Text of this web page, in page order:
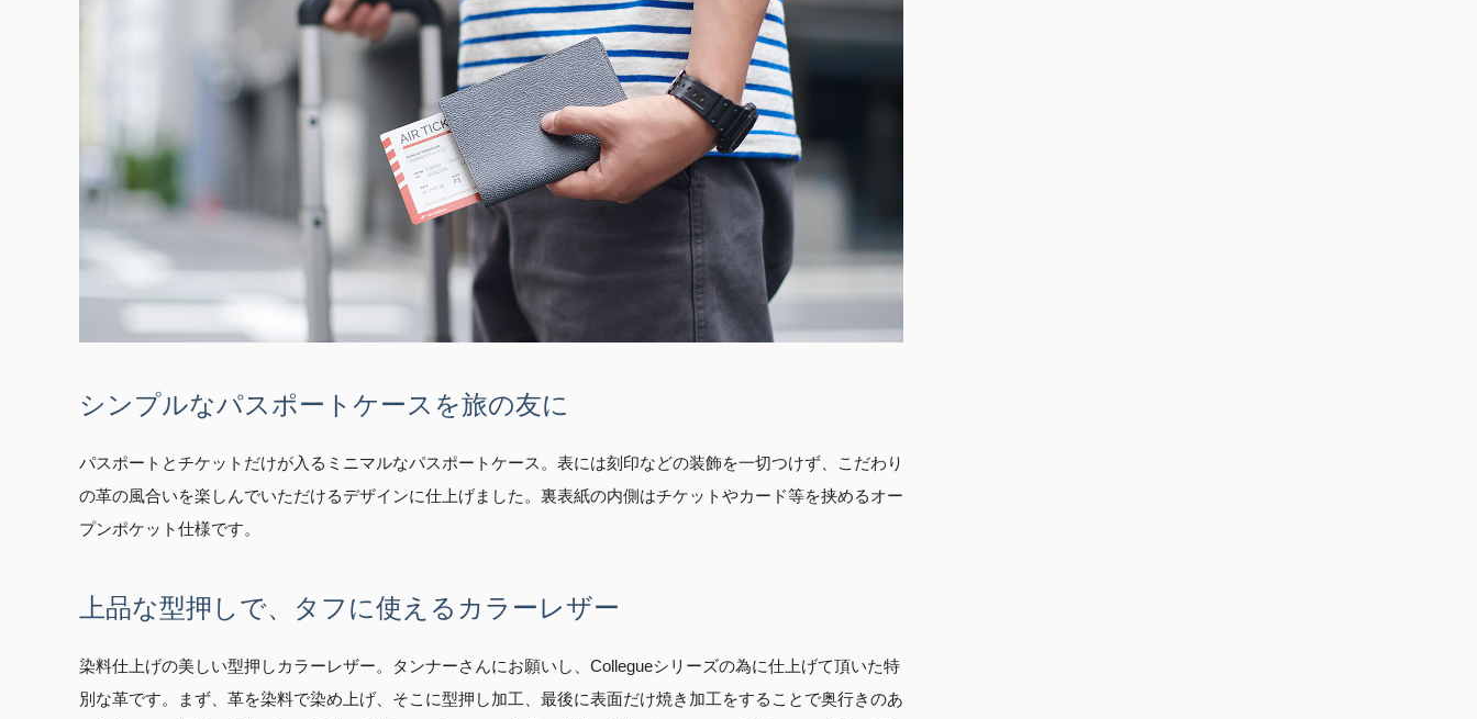
シンプルなパスポートケースを旅の友に
パスポートとチケットだけが入るミニマルなパスポートケース。表には刻印などの装飾を一切つけず、こだわり
の革の風合いを楽しんでいただけるデザインに仕上げました。裏表紙の内側はチケットやカード等を挟めるオー
プンポケット仕様です。
上品な型押しで、タフに使えるカラーレザー
染料仕上げの美しい型押しカラーレザー。タンナーさんにお願いし、Collegueシリーズの為に仕上げて頂いた特
別な革です。まず、革を染料で染め上げ、そこに型押し加工、最後に表面だけ焼き加工をすることで奥行きのあ